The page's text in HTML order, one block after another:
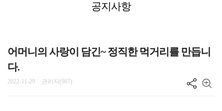
공지사항
어머니의 사랑이 담긴~ 정직한 먹거리를 만듭니
다.
2022-11-29 관리자(987)